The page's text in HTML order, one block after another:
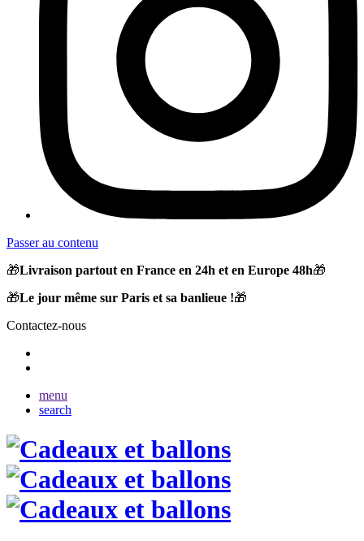
Passer au contenu
🎁Livraison partout en France en 24h et en Europe 48h🎁
🎁Le jour même sur Paris et sa banlieue !🎁
Contactez-nous
menu
search